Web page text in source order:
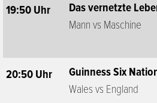
19:50 Uhr
Das vernetzte
Mann vs Maschine
20:50 Uhr
Guinness Six
Wales vs England